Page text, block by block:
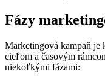
Fázy
Marketingová kampaň je
cieľom a časovým
niekoľkými fázami: